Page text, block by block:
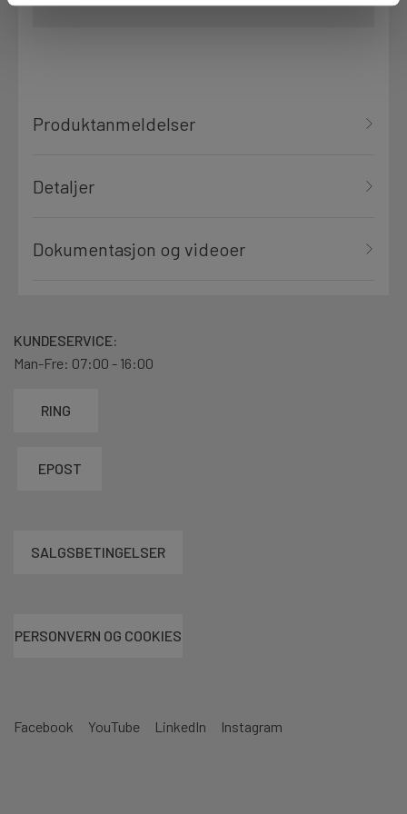
Produktanmeldelser
Detaljer
Dokumentasjon og videoer
Facebook YouTube LinkedIn Instagram
KUNDESERVICE:
Man-Fre: 07:00 - 16:00
RING
EPOST
SALGSBETINGELSER
PERSONVERN OG COOKIES